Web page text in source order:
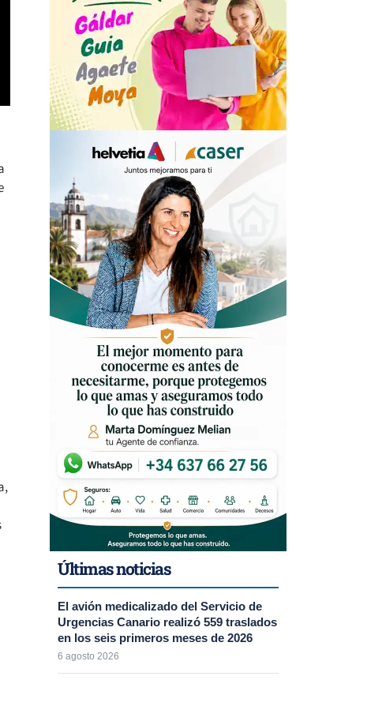
Últimas noticias
El avión medicalizado del Servicio de
Urgencias Canario realizó 559 traslados
en los seis primeros meses de 2026
6 agosto 2026